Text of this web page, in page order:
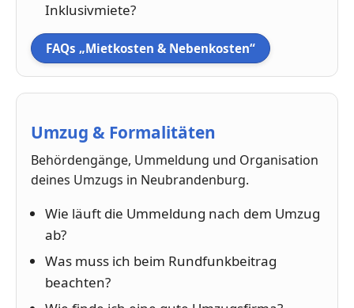
Inklusivmiete?
FAQs „Mietkosten & Nebenkosten“
Umzug & Formalitäten
Behördengänge, Ummeldung und Organisation
deines Umzugs in Neubrandenburg.
Wie läuft die Ummeldung nach dem Umzug
ab?
Was muss ich beim Rundfunkbeitrag
beachten?